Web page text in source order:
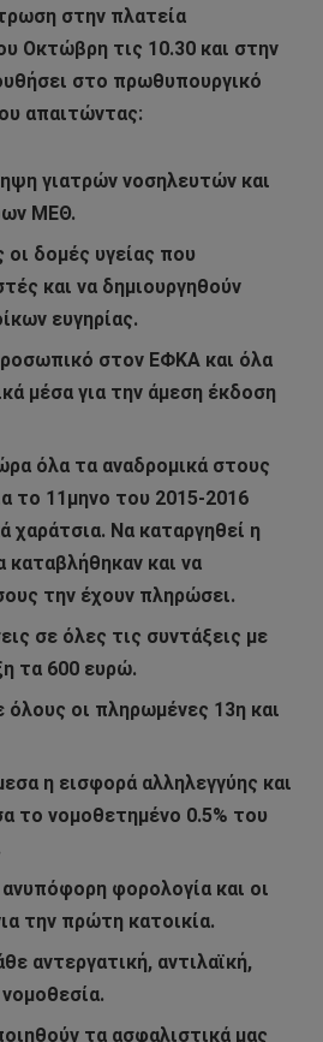
στην πλατεία
Οκτώβρη τις 10.30 και στην
στο πρωθυπουργικό
απαιτώντας:
γιατρών νοσηλευτών και
ΜΕΘ.
οι δομές υγείας που
και να δημιουργηθούν
ευγηρίας.
στον ΕΦΚΑ και όλα
μέσα για την άμεση έκδοση
όλα τα αναδρομικά στους
το 11μηνο του 2015-2016
χαράτσια. Να καταργηθεί η
και να
την έχουν πληρώσει.
σε όλες τις συντάξεις με
τα 600 ευρώ.
οι πληρωμένες 13η και
η εισφορά αλληλεγγύης και
το νομοθετημένο 0.5% του
φορολογία και οι
την πρώτη κατοικία.
αντεργατική, αντιλαϊκή,
τα ασφαλιστικά μας